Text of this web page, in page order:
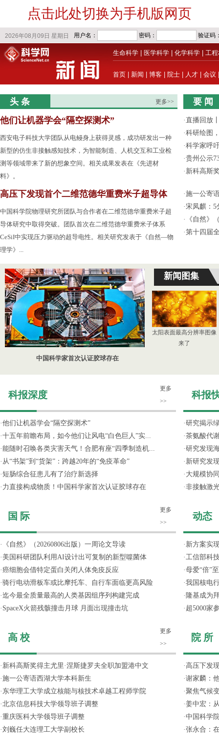
点击此处切换为手机版网页
生命科学 医学科学 化学科学 工
首页 新闻 博客 院士 人才 会议
头 条 更多>>
他们让机器学会“隔空探测术”
西安电子科技大学团队从电鳗身上获得灵感，成功研发出一种
新型的仿生非接触感知技术，为智能制造、人机交互和工业检
测等领域带来了新的想象空间。相关成果发表在《先进材
料》。
高压下发现首个二维范德华重费米子超导体
中国科学院物理研究所团队与合作者在二维范德华重费米子超
导体研究中取得突破。团队首次在二维范德华重费米子体系
CeSiI中实现压力驱动的超导电性。相关研究发表于《自然—物
理学》...
要 闻
·直播回放
·科研绘图
·科学家呼
·贵州公示
· 新科高斯
·施一公寄
·宋凤麒：5
·
《自然》
·第十四届
中国科学家首次认证胶球存在
新闻图集
太阳表面最高分辨率图像
来了
科报深度
更多
>>
·他们让机器学会“隔空探测术”
·十五年前瞻布局，如今他们让风电“白色巨人”实...
·能随时召唤各类灾害天气！合肥有座“四季制造机...
· 从“书架”到“货架”：跨越20年的“免疫革命”
· 短肠综合征患儿有了治疗新选择
· 力直接构成物质！中国科学家首次认证胶球存在
国 际
更多
>>
·
《自然》（20260806出版）一周论文导读
· 美国科研团队利用AI设计出可复制的新型噬菌体
·癌细胞会借特定蛋白关闭人体免疫反应
·骑行电动滑板车或比摩托车、自行车面临更高风险
·迄今最全质量最高的人类基因组序列构建完成
· SpaceX火箭残骸撞击月球 月面出现撞击坑
高 校
更多
>>
· 新科高斯奖得主尤里·涅斯捷罗夫全职加盟港中文
·施一公寄语西湖大学本科新生
· 东华理工大学成立核能与核技术卓越工程师学院
·北京信息科技大学领导班子调整
·重庆医科大学领导班子调整
·刘巍任大连理工大学副校长
科报
·研究揭示
·茶氨酸代
·研究发现
· 新研究发
· 大规模协
·非接触激
动态
· 新方案实
·工信部科
·母爱“倍”
·我国核电
· 隆基成为
· 超5000家
院 所
· 高压下发
·谢家麟：
·聚焦气候
·姜中宏：
·中国科学
·张永合：